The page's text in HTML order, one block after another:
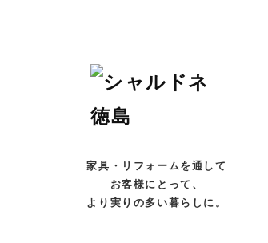
家具・リフォームを通して
お客様にとって、
より実りの多い暮らしに。